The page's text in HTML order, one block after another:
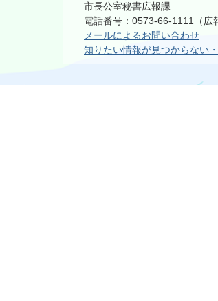
市長公室秘書広報課
電話番号：0573-66-1111（広
メールによるお問い合わせ
知りたい情報が見つからない